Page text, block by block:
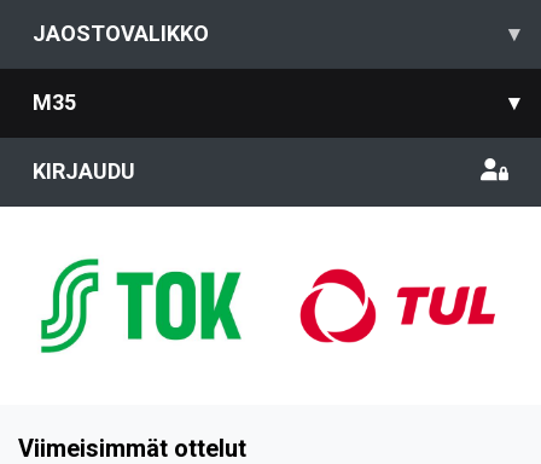
JAOSTOVALIKKO ▾
M35 ▾
KIRJAUDU
Viimeisimmät ottelut